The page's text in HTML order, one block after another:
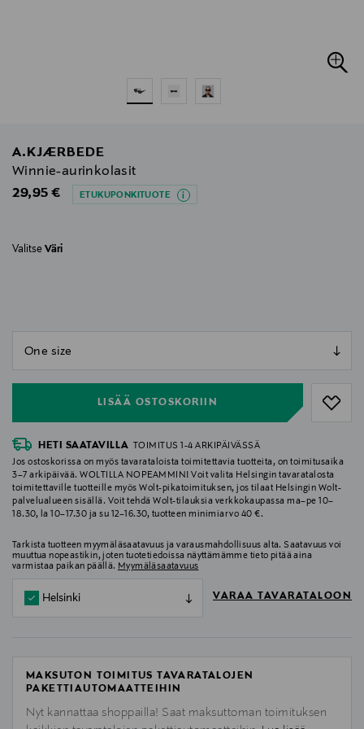
A.KJÆRBEDE
Winnie-aurinkolasit
Original Price
29,95 € ETUKUPONKITUOTE
Valitse Väri
LISÄÄ OSTOSKORIIN
HETI SAATAVILLA
TOIMITUS 1-4 ARKIPÄIVÄSSÄ
Jos ostoskorissa on myös tavarataloista toimitettavia tuotteita, on toimitusaika
3–7 arkipäivää. WOLTILLA NOPEAMMIN! Voit valita Helsingin tavaratalosta
toimitettaville tuotteille myös Wolt-pikatoimituksen, jos tilaat Helsingin Wolt-
palvelualueen sisällä. Voit tehdä Wolt-tilauksia verkkokaupassa ma–pe 10–
18.30, la 10–17.30 ja su 12–16.30, tuotteen minimiarvo 40 €.
Tarkista tuotteen myymäläsaatavuus ja varausmahdollisuus alta. Saatavuus voi
muuttua nopeastikin, joten tuotetiedoissa näyttämämme tieto pitää aina
varmistaa paikan päällä. Myymäläsaatavuus
Helsinki VARAA TAVARATALOON
MAKSUTON TOIMITUS TAVARATALOJEN
PAKETTIAUTOMAATTEIHIN
Nyt kannattaa shoppailla! Saat maksuttoman toimituksen